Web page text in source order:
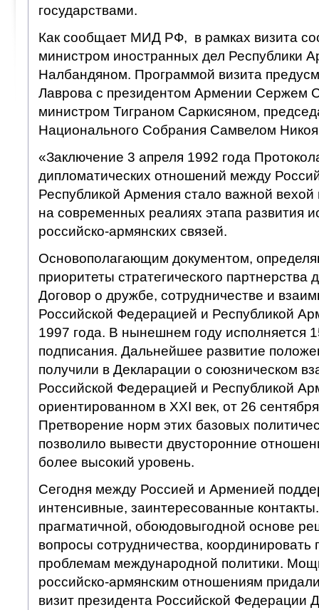
государствами.
Как сообщает МИД РФ, в рамках визита
министром иностранных дел Республики
Налбандяном. Программой визита
Лаврова с президентом Армении Сержем
министром Тиграном Саркисяном,
Национального Собрания Самвелом
«Заключение 3 апреля 1992 года
дипломатических отношений между
Республикой Армения стало важной вехой
на современных реалиях этапа развития
российско-армянских связей.
Основополагающим документом,
приоритеты стратегического партнерства
Договор о дружбе, сотрудничестве и
Российской Федерацией и Республикой
1997 года. В нынешнем году исполняется
подписания. Дальнейшее развитие
получили в Декларации о союзническом
Российской Федерацией и Республикой
ориентированном в XXI век, от 26
Претворение норм этих базовых
позволило вывести двусторонние
более высокий уровень.
Сегодня между Россией и Арменией
интенсивные, заинтересованные
прагматичной, обоюдовыгодной основе
вопросы сотрудничества,
проблемам международной политики.
российско-армянским отношениям
визит президента Российской Федерации